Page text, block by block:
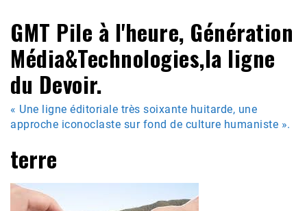
GMT Pile à l'heure, Génération
Média&Technologies,la ligne
du Devoir.
« Une ligne éditoriale très soixante huitarde, une
approche iconoclaste sur fond de culture humaniste ».
terre